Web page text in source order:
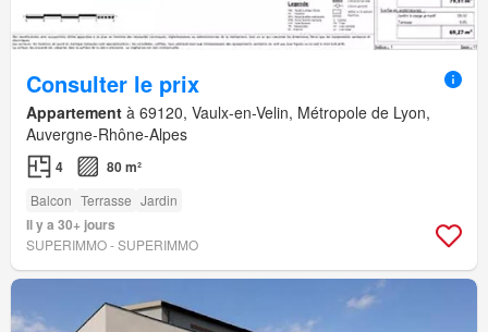
Consulter le prix
Appartement à 69120, Vaulx-en-Velin, Métropole de Lyon,
Auvergne-Rhône-Alpes
4 80 m²
Balcon Terrasse Jardin
Il y a 30+ jours
SUPERIMMO - SUPERIMMO